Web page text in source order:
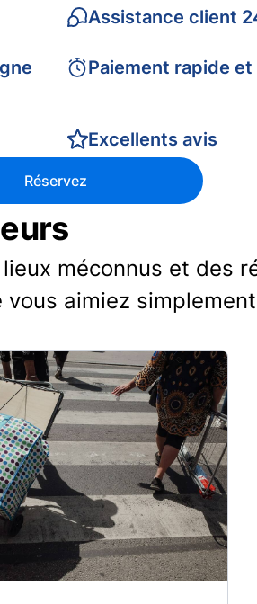
Assistance client
Paiement rapide
Excellents avis
Réservez
méconnus et des
aimiez